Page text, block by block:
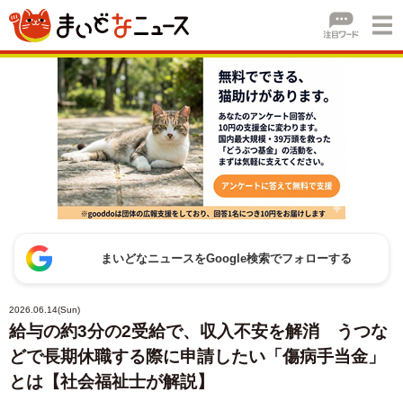
まいどなニュースをGoogle検索でフォローする
2026.06.14(Sun)
給与の約3分の2受給で、収入不安を解消 うつな
どで長期休職する際に申請したい「傷病手当金」
とは【社会福祉士が解説】